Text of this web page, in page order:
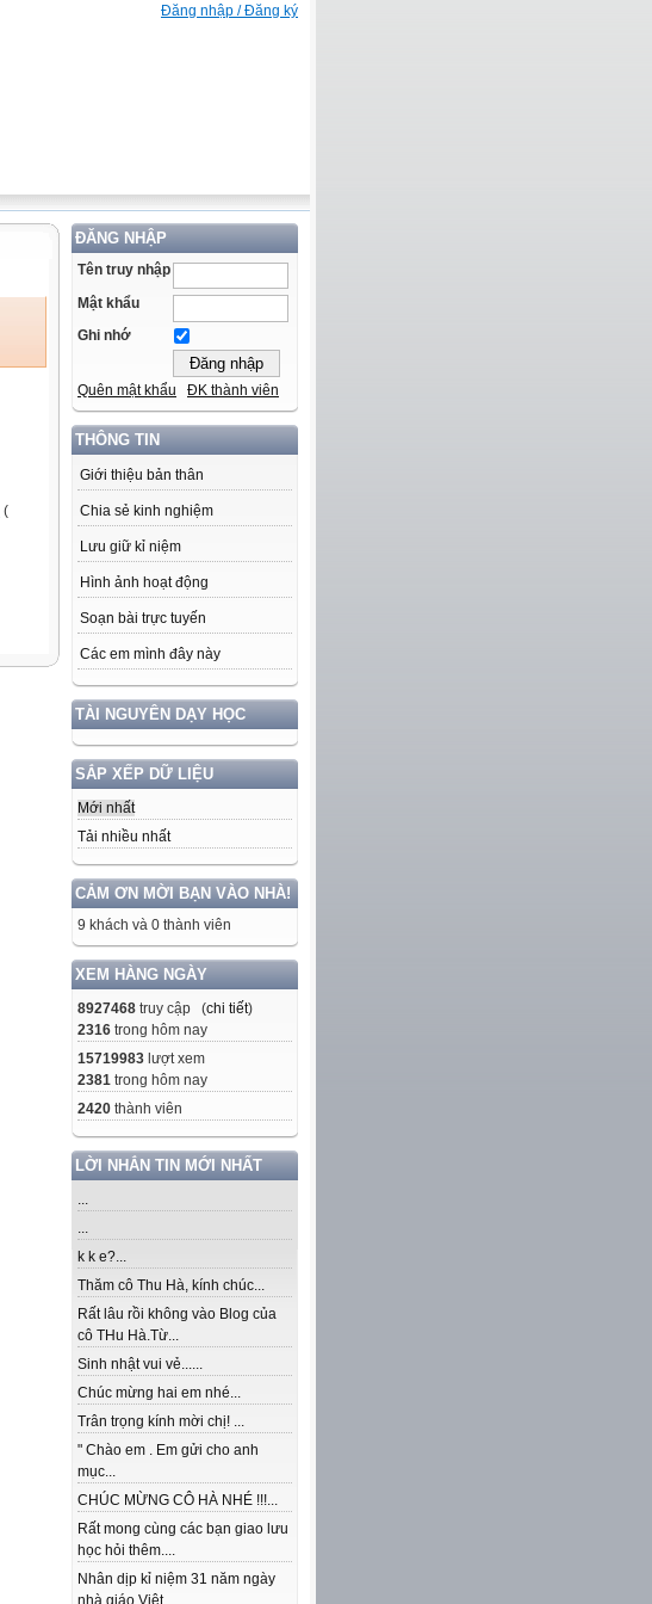
Đăng nhập / Đăng ký
ĐĂNG NHẬP
Tên truy nhập
Mật khẩu
Ghi nhớ
Quên mật khẩu ĐK thành viên
THÔNG TIN
Giới thiệu bản thân
Chia sẻ kinh nghiệm
Lưu giữ kỉ niệm
Hình ảnh hoạt động
Soạn bài trực tuyến
Các em mình đây này
TÀI NGUYÊN DẠY HỌC
SẮP XẾP DỮ LIỆU
Mới nhất
Tải nhiều nhất
CẢM ƠN MỜI BẠN VÀO NHÀ!
9 khách và 0 thành viên
XEM HÀNG NGÀY
8927468 truy cập (chi tiết)
2316 trong hôm nay
15719983 lượt xem
2381 trong hôm nay
2420 thành viên
LỜI NHẮN TIN MỚI NHẤT
...
...
k k e?...
Thăm cô Thu Hà, kính chúc...
Rất lâu rồi không vào Blog của
cô THu Hà.Từ...
Sinh nhật vui vẻ......
Chúc mừng hai em nhé...
Trân trọng kính mời chị! ...
" Chào em . Em gửi cho anh
mục...
CHÚC MỪNG CÔ HÀ NHÉ !!!...
Rất mong cùng các bạn giao lưu
học hỏi thêm....
Nhân dịp kỉ niệm 31 năm ngày
nhà giáo Việt...
(